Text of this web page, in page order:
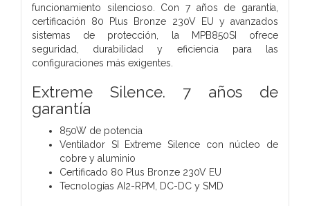
funcionamiento silencioso. Con 7 años de garantía,
certificación 80 Plus Bronze 230V EU y avanzados
sistemas de protección, la MPB850SI ofrece
seguridad, durabilidad y eficiencia para las
configuraciones más exigentes.
Extreme Silence. 7 años de
garantía
850W de potencia
Ventilador SI Extreme Silence con núcleo de
cobre y aluminio
Certificado 80 Plus Bronze 230V EU
Tecnologías AI2-RPM, DC-DC y SMD